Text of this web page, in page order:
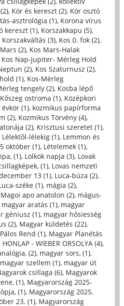
, Kör és kereszt (2), Kör osztó
asztrológia (1), Korona vírus
kereszt (1), Korszakkapu (5),
Korszakváltás (3), Kos 0. fok (2),
(2), Kos Mars-Halak
Kos Nap-Jupiter- Mérleg Hold
(2), Kos Szaturnusz (2),
(1), Kos-Mérleg
tengely (2), Kosba lépő
Kőszeg ostroma (1), Középkori
(1), kozmikus papírforma
(2), Kozmikus Törvény (4),
(2), Krisztusi szeretet (1),
Lélektől-lélekig (1), Lemmon és
október (1), Lételemek (1),
(1), Lölkök napja (3), Lovak
(1), Lovas nemzeti
13 (1), Luca-búza (2),
széke (1), mágia (2),
Magoi apo anatolon (2), mágus-
magyar aratás (1), magyar
géniusz (1), magyar hősiesség
(2), Magyar küldetés (22),
Rend (1), Magyar Planétás
- WIEBER ORSOLYA (4),
(2), magyar sors, (1),
magyar szellem (1), magyar út
csillaga (6), Magyarok
(1), Magyarország 2025-
(1), Magyarország 2025.
23. (1), Magyarország